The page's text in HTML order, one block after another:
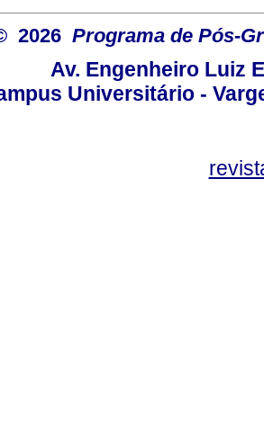
2026 Programa de Pós-
Av. Engenheiro Luiz
Universitário -